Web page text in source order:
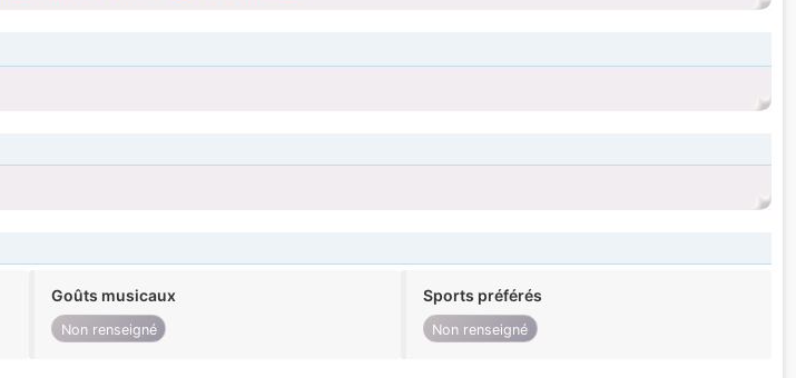
Goûts musicaux
Non renseigné
Sports préférés
Non renseigné